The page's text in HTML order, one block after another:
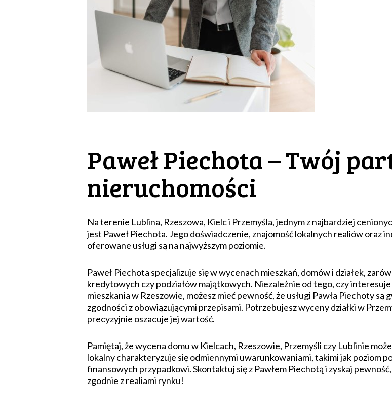
Paweł Piechota – Twój
nieruchomości
Na terenie Lublina, Rzeszowa, Kielc i Przemyśla, jednym z najbardziej
jest Paweł Piechota. Jego doświadczenie, znajomość lokalnych realiów oraz
oferowane usługi są na najwyższym poziomie.
Paweł Piechota specjalizuje się w wycenach mieszkań, domów i działek,
kredytowych czy podziałów majątkowych. Niezależnie od tego, czy interesuje
mieszkania w Rzeszowie, możesz mieć pewność, że usługi Pawła Piechoty
zgodności z obowiązującymi przepisami. Potrzebujesz wyceny działki w
precyzyjnie oszacuje jej wartość.
Pamiętaj, że wycena domu w Kielcach, Rzeszowie, Przemyśli czy Lublinie
lokalny charakteryzuje się odmiennymi uwarunkowaniami, takimi jak poziom
finansowych przypadkowi. Skontaktuj się z Pawłem Piechotą i zyskaj
zgodnie z realiami rynku!